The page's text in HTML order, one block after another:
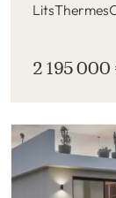
LitsThermes
2 195 000